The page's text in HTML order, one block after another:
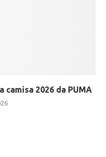
2026 da PUMA